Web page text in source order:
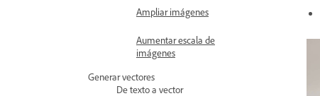
Ampliar imágenes
Aumentar escala de
imágenes
Generar vectores
De texto a vector